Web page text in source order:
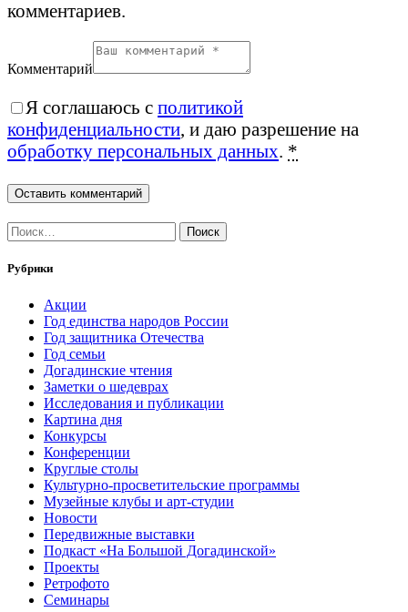
комментариев.
Комментарий
Я соглашаюсь с политикой
конфиденциальности, и даю разрешение на
обработку персональных данных. *
Найти:
Рубрики
Акции
Год единства народов России
Год защитника Отечества
Год семьи
Догадинские чтения
Заметки о шедеврах
Исследования и публикации
Картина дня
Конкурсы
Конференции
Круглые столы
Культурно-просветительские программы
Музейные клубы и арт-студии
Новости
Передвижные выставки
Подкаст «На Большой Догадинской»
Проекты
Ретрофото
Семинары